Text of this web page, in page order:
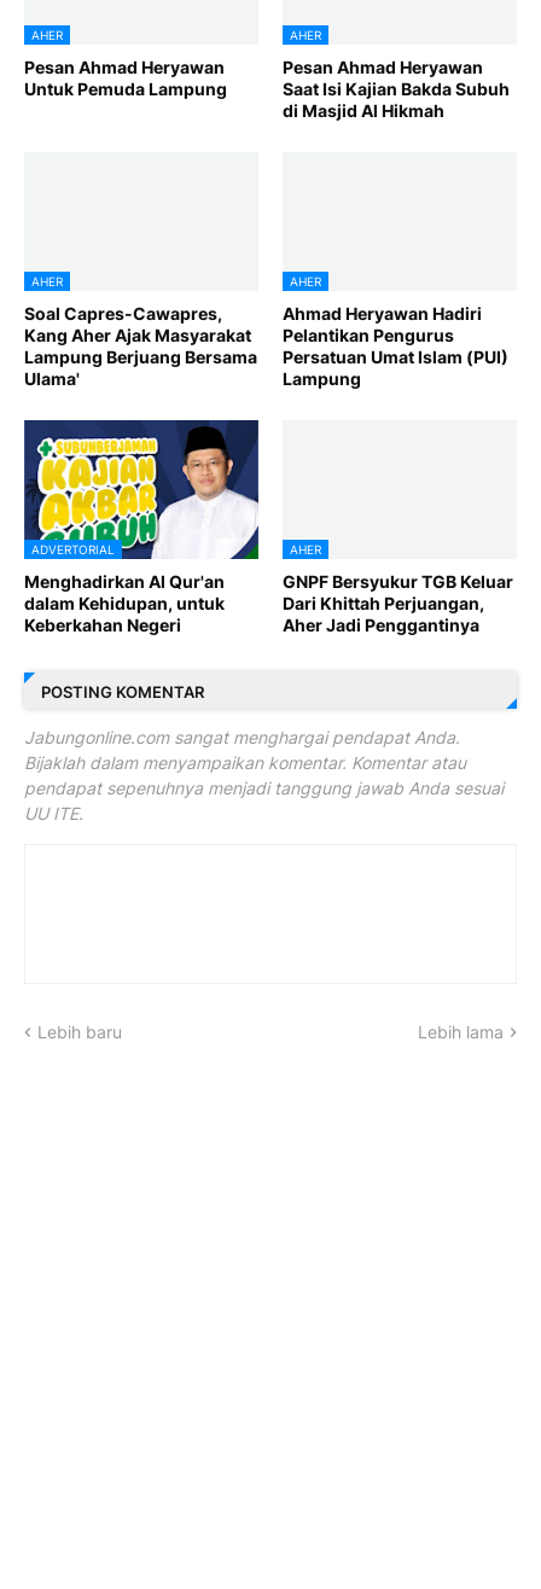
AHER
Pesan Ahmad Heryawan
Untuk Pemuda Lampung
AHER
Pesan Ahmad Heryawan
Saat Isi Kajian Bakda Subuh
di Masjid Al Hikmah
AHER
Soal Capres-Cawapres,
Kang Aher Ajak Masyarakat
Lampung Berjuang Bersama
Ulama'
AHER
Ahmad Heryawan Hadiri
Pelantikan Pengurus
Persatuan Umat Islam (PUI)
Lampung
ADVERTORIAL
Menghadirkan Al Qur'an
dalam Kehidupan, untuk
Keberkahan Negeri
AHER
GNPF Bersyukur TGB Keluar
Dari Khittah Perjuangan,
Aher Jadi Penggantinya
POSTING KOMENTAR
Jabungonline.com sangat menghargai pendapat Anda.
Bijaklah dalam menyampaikan komentar. Komentar atau
pendapat sepenuhnya menjadi tanggung jawab Anda sesuai
UU ITE.
Lebih baru Lebih lama